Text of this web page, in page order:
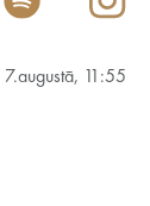
11:55